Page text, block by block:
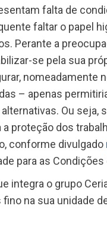
falta de
faltar o papel
Perante a
se pela sua
nomeadamente
– apenas
Ou seja,
proteção dos
conforme divulgado
para as Condições
integra o grupo
na sua unidade